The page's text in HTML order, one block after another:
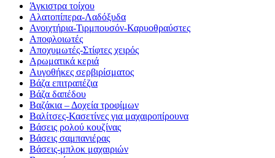
Άγκιστρα τοίχου
Αλατοπίπερα-Λαδόξυδα
Ανοιχτήρια-Τιρμπουσόν-Καρυοθραύστες
Αποφλοιωτές
Αποχυμωτές-Στίφτες χειρός
Αρωματικά κεριά
Αυγοθήκες σερβιρίσματος
Βάζα επιτραπέζια
Βάζα δαπέδου
Βαζάκια – Δοχεία τροφίμων
Βαλίτσες-Κασετίνες για μαχαιροπίρουνα
Βάσεις ρολού κουζίνας
Βάσεις σαμπανιέρας
Βάσεις-μπλοκ μαχαιριών